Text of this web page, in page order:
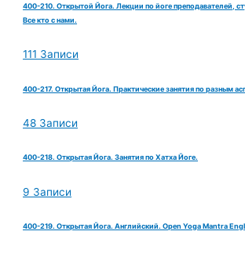
400-210. Открытой Йога. Лекции по йоге преподавателей,
Все кто с нами.
111 Записи
400-217. Открытая Йога. Практические занятия по разным
48 Записи
400-218. Открытая Йога. Занятия по Хатха Йоге.
9 Записи
400-219. Открытая Йога. Английский. Open Yoga Mantra